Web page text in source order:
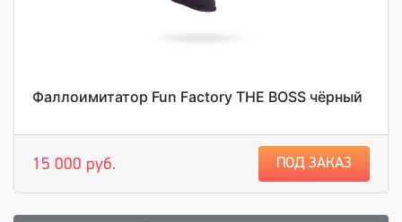
Фаллоимитатор Fun Factory THE BOSS чёрный
15 000 руб. ПОД ЗАКАЗ